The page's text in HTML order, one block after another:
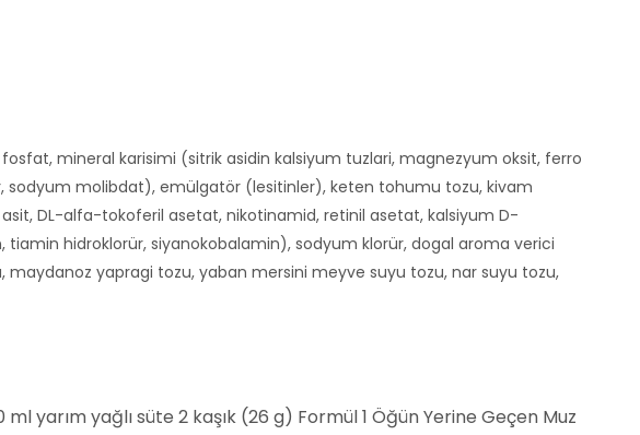
mineral karisimi (sitrik asidin kalsiyum tuzlari, magnezyum oksit, ferro
sodyum molibdat), emülgatör (lesitinler), keten tohumu tozu, kivam
DL-alfa-tokoferil asetat, nikotinamid, retinil asetat, kalsiyum D-
hidroklorür, siyanokobalamin), sodyum klorür, dogal aroma verici
yapragi tozu, yaban mersini meyve suyu tozu, nar suyu tozu,
yarım yağlı süte 2 kaşık (26 g) Formül 1 Öğün Yerine Geçen Muz